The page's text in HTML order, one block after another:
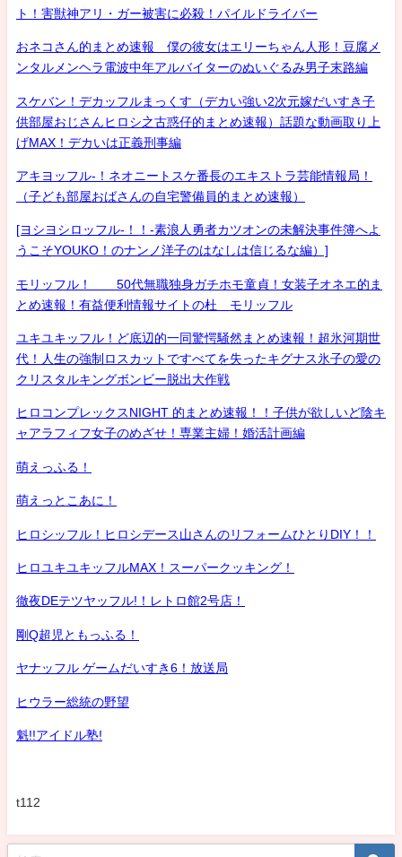
ト！害獣神アリ・ガー被害に必殺！パイルドライバー
おネコさん的まとめ速報 僕の彼女はエリーちゃん人形！豆腐メ
ンタルメンヘラ電波中年アルバイターのぬいぐるみ男子末路編
スケバン！デカッフルまっくす（デカい強い2次元嫁だいすき子
供部屋おじさんヒロシ之古惑仔的まとめ速報）話題な動画取り上
げMAX！デカいは正義刑事編
アキヨッフル-！ネオニートスケ番長のエキストラ芸能情報局！
（子ども部屋おばさんの自宅警備員的まとめ速報）
[ヨシヨシロッフル-！！-素浪人勇者カツオンの未解決事件簿へよ
うこそYOUKO！のナンノ洋子のはなしは信じるな編）]
モリッフル！ 50代無職独身ガチホモ童貞！女装子オネエ的ま
とめ速報！有益便利情報サイトの杜 モリッフル
ユキユキッフル！ど底辺的一同驚愕騒然まとめ速報！超氷河期世
代！人生の強制ロスカットですべてを失ったキグナス氷子の愛の
クリスタルキングボンビー脱出大作戦
ヒロコンプレックスNIGHT 的まとめ速報！！子供が欲しいど陰キ
ャアラフィフ女子のめざせ！専業主婦！婚活計画編
萌えっふる！
萌えっとこあに！
ヒロシッフル！ヒロシデース山さんのリフォームひとりDIY！！
ヒロユキユキッフルMAX！スーパークッキング！
徹夜DEテツヤッフル!！レトロ館2号店！
剛Q超児ともっふる！
ヤナッフル ゲームだいすき6！放送局
ヒウラー総統の野望
魁!!アイドル塾!
t112